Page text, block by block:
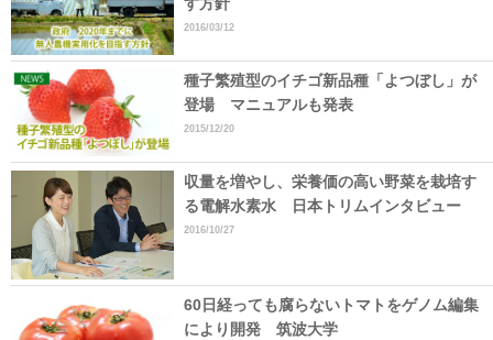
す方針
2016/03/12
種子繁殖型のイチゴ新品種「よつぼし」が
登場 マニュアルも発表
2015/12/20
収量を増やし、栄養価の高い野菜を栽培す
る電解水素水 日本トリムインタビュー
2016/10/27
60日経っても腐らないトマトをゲノム編集
により開発 筑波大学